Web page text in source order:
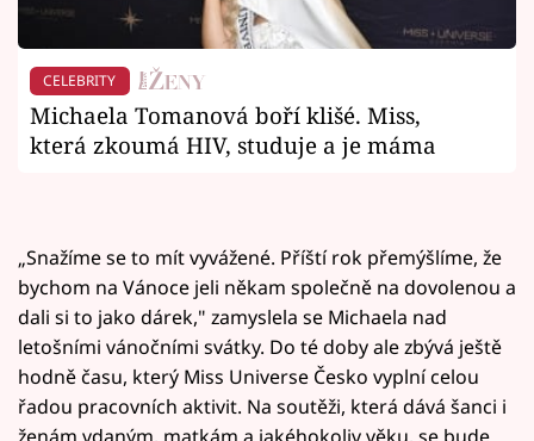
CELEBRITY
Michaela Tomanová boří klišé. Miss,
která zkoumá HIV, studuje a je máma
„Snažíme se to mít vyvážené. Příští rok přemýšlíme, že
bychom na Vánoce jeli někam společně na dovolenou a
dali si to jako dárek," zamyslela se Michaela nad
letošními vánočními svátky. Do té doby ale zbývá ještě
hodně času, který Miss Universe Česko vyplní celou
řadou pracovních aktivit. Na soutěži, která dává šanci i
ženám vdaným, matkám a jakéhokoliv věku, se bude